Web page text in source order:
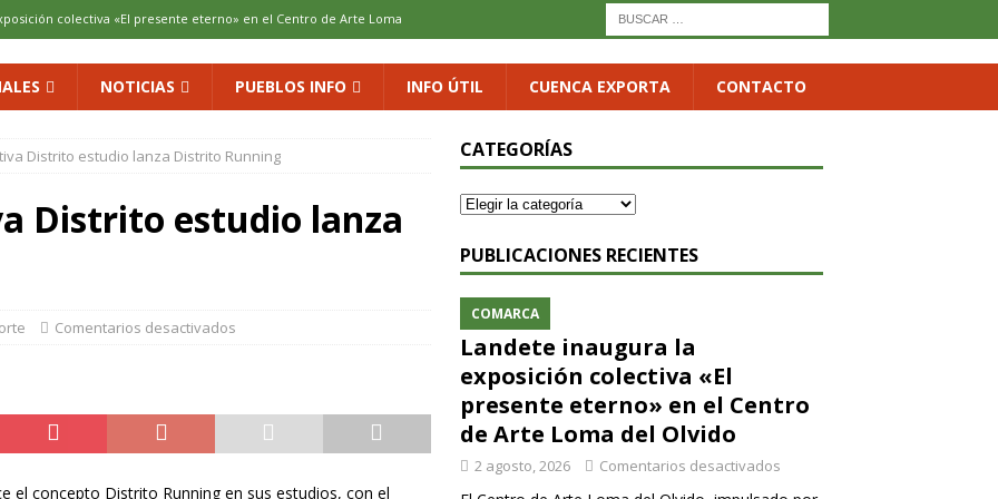
colectiva «El presente eterno» en el Centro de Arte Loma
de Aliaguilla COMARCA
al vino: la vendimia más temprana de la historia ya es una realidad
con ilusión renovada
NOTICIAS PUEBLOS INFO INFO ÚTIL CUENCA EXPORTA CONTACTO
Distrito estudio lanza Distrito Running
Distrito estudio lanza
Comentarios desactivados
el concepto Distrito Running en sus estudios, con el
CATEGORÍAS
PUBLICACIONES RECIENTES
COMARCA
Landete inaugura la
exposición colectiva «El
presente eterno» en el Centro
de Arte Loma del Olvido
2 agosto, 2026 Comentarios desactivados